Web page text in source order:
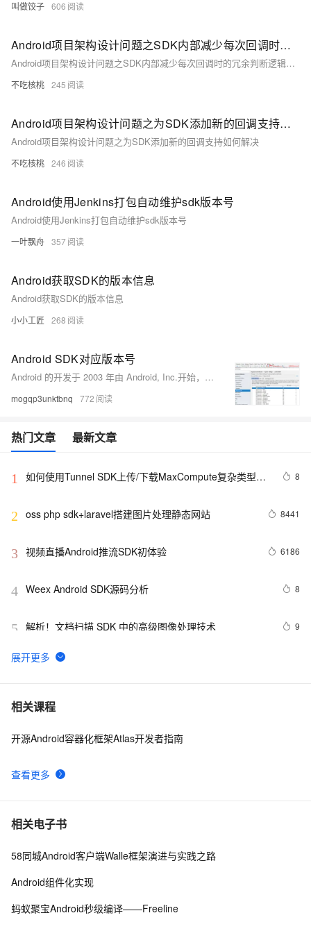
叫做饺子 606
Android项目架构设计问题之SDK内部减少每次回调时的冗余判断逻辑如何解决
Android项目架构设计问题之SDK内部减少每次回调时的冗余判断逻辑如何解决
不吃核桃 245
Android项目架构设计问题之为SDK添加新的回调支持如何解决
Android项目架构设计问题之为SDK添加新的回调支持如何解决
不吃核桃 246
Android使用Jenkins打包自动维护sdk版本号
Android使用Jenkins打包自动维护sdk版本号
一叶飘舟 357
Android获取SDK的版本信息
Android获取SDK的版本信息
小小工匠 268
Android SDK对应版本号
Android 的开发于 2003 年由 Android, Inc.开始，该公司于 2005 年被 Google 收购。 Android 1.0 的首次公开发布发生在 2008 年 10 月 T-Mobile G1（又名 HTC Dream）的发布。Android 1.0 和 1.1 并未以特定代号发布。代号“Astro Boy”和“Bender”在一些早期 1.0 之前的里程碑版本中被内部标记，并且从未用作操作系统 1.0 和 1.1 版本的实际代号。
mogqp3unktbnq 772
热门文章 最新文章
1
如何使用Tunnel SDK上传/下载MaxCompute复杂类型数
8
2 oss php sdk+laravel搭建图片处理静态网站 8441
3 视频直播Android推流SDK初体验 6186
4 Weex Android SDK源码分析 8
5 解析！文档扫描 SDK 中的高级图像处理技术 9
6 安装VS2005 SDK的后遗症
7 springboot集成minio SDK实现文件上传下载（上）
8 百度地图Android SDK在线开发文档
9 在代码中使用SDK操作Istio资源二（Java篇）
10
相关课程
查看更多
开源Android容器化框架Atlas开发者指南
相关电子书
58同城Android客户端Walle框架演进与实践之路
Android组件化实现
蚂蚁聚宝Android秒级编译——Freeline